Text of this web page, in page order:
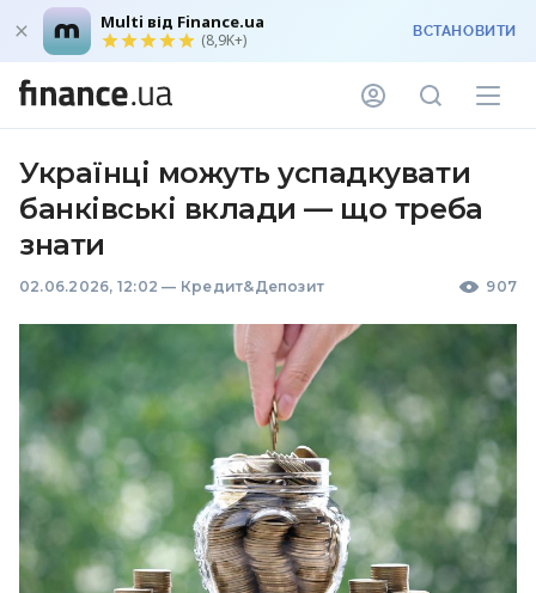
Multi від Finance.ua
(8,9K+) ВСТАНОВИТИ
Українці можуть успадкувати
банківські вклади — що треба
знати
02.06.2026, 12:02 — Кредит&Депозит 907